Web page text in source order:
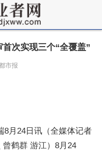
次实现三个“全覆盖”
市报
8月24日讯（全媒体记者
鹤群 游江）8月24